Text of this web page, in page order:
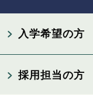
入学希望の方
採用担当の方